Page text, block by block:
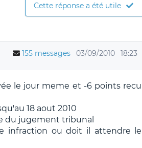
Cette réponse a été utile
155 messages 03/09/2010 18:23
le jour meme et -6 points recu
18 aout 2010
du jugement tribunal
infraction ou doit il attendre le